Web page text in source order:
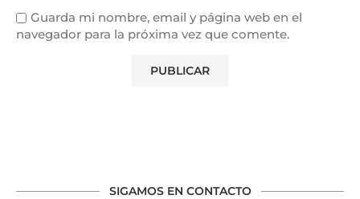
Guarda mi nombre, email y página web en el
navegador para la próxima vez que comente.
SIGAMOS EN CONTACTO